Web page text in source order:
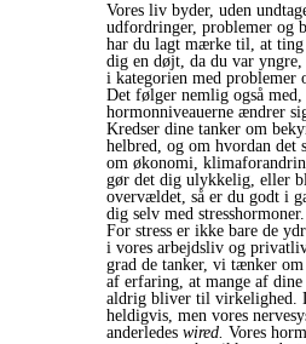
Vores liv byder, uden
udfordringer, problemer og
har du lagt mærke til, at ting
dig en døjt, da du var
i kategorien med problemer
Det følger nemlig også med,
hormonniveauerne ændrer
Kredser dine tanker om
helbred, og om hvordan det
om økonomi,
gør det dig ulykkelig, eller
overvældet, så er du godt i
dig selv med stresshormoner.
For stress er ikke bare de
i vores arbejdsliv og
grad de tanker, vi tænker
af erfaring, at mange af
aldrig bliver til virkelighed.
heldigvis, men vores
anderledes wired. Vores